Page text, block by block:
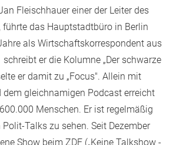
Fleischhauer einer der Leiter des
das Hauptstadtbüro in Berlin
als Wirtschaftskorrespondent aus
schreibt er die Kolumne „Der schwarze
er damit zu „Focus". Allein mit
dem gleichnamigen Podcast erreicht
Menschen. Er ist regelmäßig
Talks zu sehen. Seit Dezember
Show beim ZDF („Keine Talkshow -